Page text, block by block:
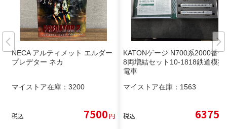
NECA アルティメット エルダー
プレデター ネカ
マイストア在庫： 3200
税込 7500円
KATONゲージ N700系2000番台
8両増結セット10-1818鉄道模型
電車
マイストア在庫： 1563
税込 6375